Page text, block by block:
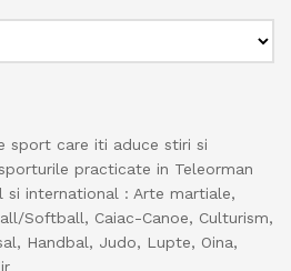
sport care iti aduce stiri si
practicate in Teleorman
international : Arte martiale,
Softball, Caiac-Canoe, Culturism,
Handbal, Judo, Lupte, Oina,